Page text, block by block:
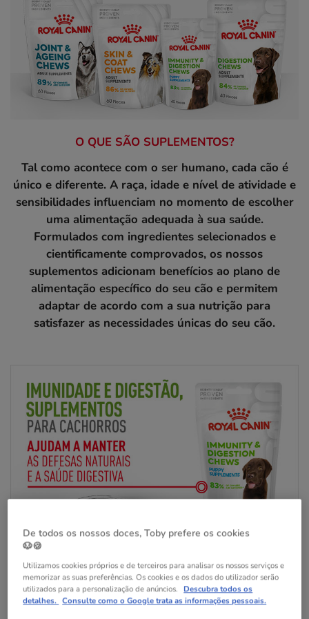
O QUE SÃO SUPLEMENTOS?
Tal como acontece com o ser humano, cada cão é
único e diferente. A raça, idade e nível de atividade e
sensibilidades influenciam no momento de escolher
uma alimentação adequada à sua saúde.
Formulados com ingredientes selecionados e
cientificamente comprovados, os nossos
suplementos adicionam benefícios ao plano de
alimentação específico do seu cão e permitem
adaptar de acordo com a sua nutrição para
satisfazer as necessidades únicas do seu cão.
De todos os nossos doces, Toby prefere os cookies
🐶🍪
Utilizamos cookies próprios e de terceiros para analisar os nossos serviços e
memorizar as suas preferências. Os cookies e os dados do utilizador serão
utilizados para a personalização de anúncios. Descubra todos os
detalhes. Consulte como o Google trata as informações pessoais.